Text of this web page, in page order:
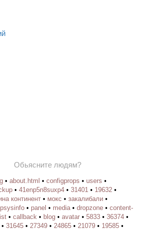
Обьясните людям?
• about.html • configprops • users •
• 41enp5n8suxp4 • 31401 • 19632 •
континент • мокс • закалибали •
• panel • media • dropzone • content-
• callback • blog • avatar • 5833 • 36374 •
• 31645 • 27349 • 24865 • 21079 • 19585 •